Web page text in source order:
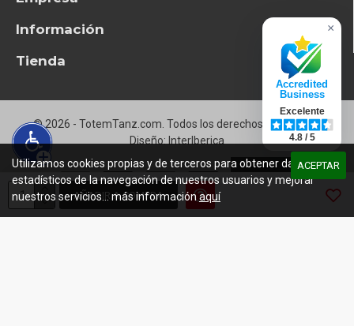
AÑADIR A COMPRA
Información
Tienda
© 2026 - TotemTanz.com. Todos los derechos reservados
Diseño: InterIberica
ACEPTAR
Utilizamos cookies propias y de terceros para obtener datos
estadísticos de la navegación de nuestros usuarios y mejorar
nuestros servicios... más informaciónaquí
×
Accredited
Business
Excelente
4.8 / 5